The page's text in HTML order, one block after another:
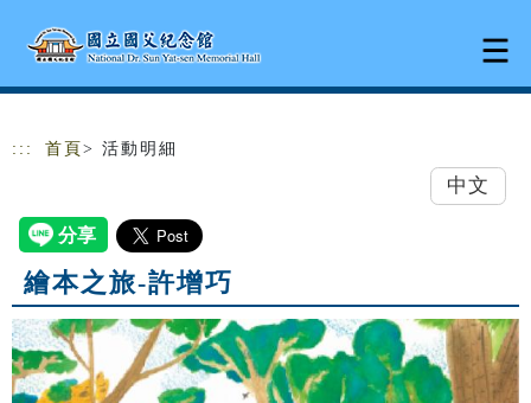
::: 首頁 > 活動明細
中文
繪本之旅-許增巧